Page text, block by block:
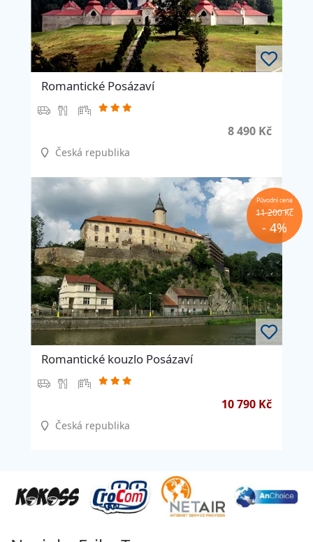
Romantické Posázaví
8 490 Kč
Česká republika
Původní cena
11 200 Kč
- 4%
Romantické kouzlo Posázaví
10 790 Kč
Česká republika